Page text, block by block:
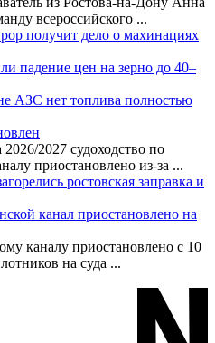
всероссийского ...
получит дело о махинациях
падение цен на зерно до 40–
АЗС нет топлива полностью
2026/2027 судоходство по
приостановлено из-за ...
ростовская заправка и
канал приостановлено на
каналу приостановлено с 10
на суда ...